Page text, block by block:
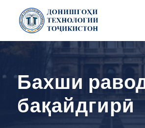
Бахши
бақайдгирӣ